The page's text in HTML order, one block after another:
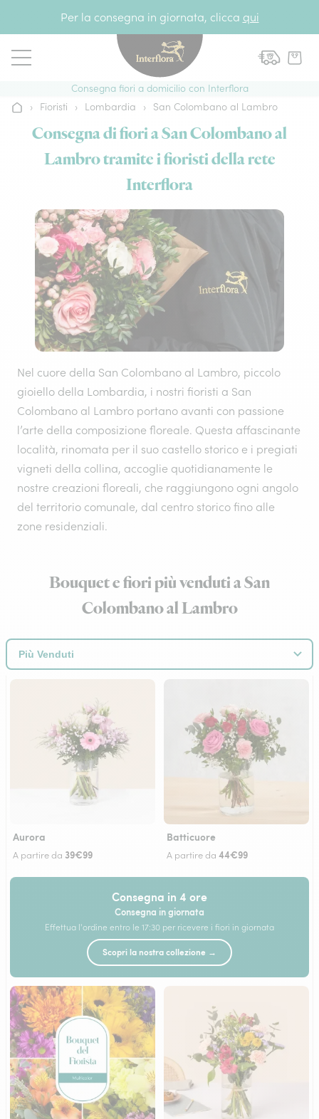
Per la consegna in giornata, clicca qui
Consegna fiori a domicilio con Interflora
Home› Fioristi › Lombardia › San Colombano al Lambro
Consegna di fiori a San Colombano al
Lambro tramite i fioristi della rete
Interflora
Nel cuore della San Colombano al Lambro, piccolo
gioiello della Lombardia, i nostri fioristi a San
Colombano al Lambro portano avanti con passione
l’arte della composizione floreale. Questa affascinante
località, rinomata per il suo castello storico e i pregiati
vigneti della collina, accoglie quotidianamente le
nostre creazioni floreali, che raggiungono ogni angolo
del territorio comunale, dal centro storico fino alle
zone residenziali.
Bouquet e fiori più venduti a San
Colombano al Lambro
Aurora
A partire da 39€99
Batticuore
A partire da 44€99
Consegna in 4 ore
Consegna in giornata
Effettua l'ordine entro le 17:30 per ricevere i fiori in giornata
Scopri la nostra collezione →